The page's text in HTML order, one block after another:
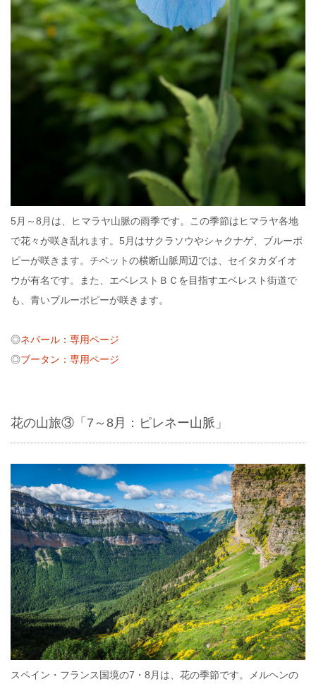
5月～8月は、ヒマラヤ山脈の雨季です。この季節はヒマラヤ各地
で花々が咲き乱れます。5月はサクラソウやシャクナゲ、ブルーポ
ピーが咲きます。チベットの横断山脈周辺では、セイタカダイオ
ウが有名です。また、エベレストＢＣを目指すエベレスト街道で
も、青いブルーポピーが咲きます。
◎ネパール：専用ページ
◎ブータン：専用ページ
花の山旅③「7～8月：ピレネー山脈」
スペイン・フランス国境の7・8月は、花の季節です。メルヘンの